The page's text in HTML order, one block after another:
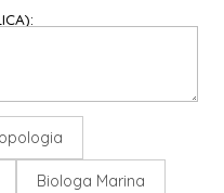
Biologa Marina